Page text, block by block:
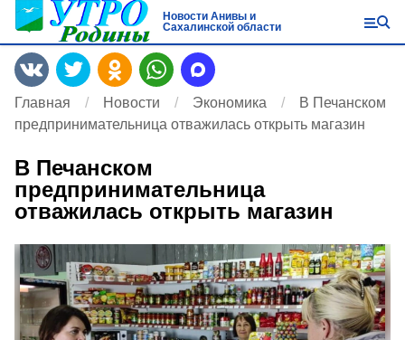
Новости Анивы и
Сахалинской области
Главная Новости Экономика
В Печанском
предпринимательница отважилась открыть магазин
В Печанском
предпринимательница
отважилась открыть магазин